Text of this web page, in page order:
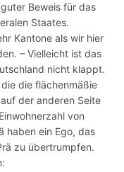
Beweis für das
Staates.
Kantone als wir hier
– Vielleicht ist das
nicht klappt.
die flächenmäßie
der anderen Seite
von
haben ein Ego, das
zu übertrumpfen.